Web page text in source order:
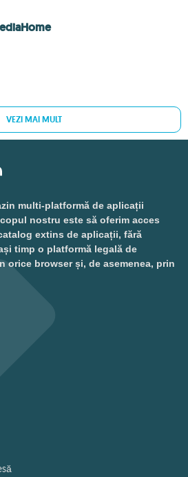
VEZI MAI MULT
multi-platformă de aplicații
nostru este să oferim acces
extins de aplicații, fără
timp o platformă legală de
orice browser și, de asemenea, prin